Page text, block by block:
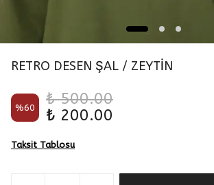
RETRO DESEN ŞAL / ZEYTİN
%60
₺ 500.00
₺ 200.00
Taksit Tablosu